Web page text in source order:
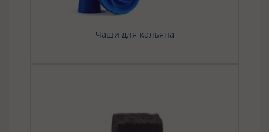
Чаши для кальяна